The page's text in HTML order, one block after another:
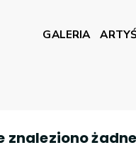
GALERIA
znaleziono